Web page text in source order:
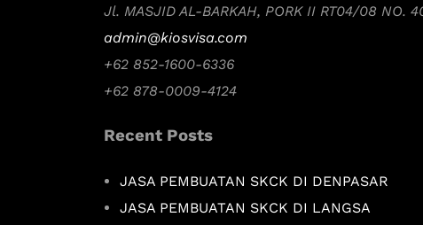
Jl. MASJID AL-BARKAH, PORK II RT04/08 NO.
admin@kiosvisa.com
+62 852-1600-6336
+62 878-0009-4124
Recent Posts
JASA PEMBUATAN SKCK DI DENPASAR
JASA PEMBUATAN SKCK DI LANGSA